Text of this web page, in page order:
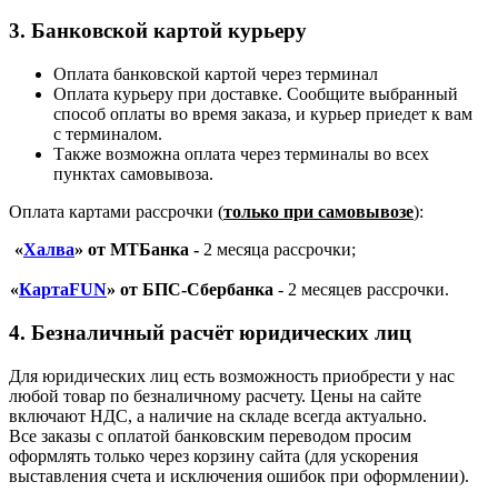
3. Банковской картой курьеру
Оплата банковской картой через терминал
Оплата курьеру при доставке. Сообщите выбранный
способ оплаты во время заказа, и курьер приедет к вам
с терминалом.
Также возможна оплата через терминалы во всех
пунктах самовывоза.
Оплата картами рассрочки (только при самовывозе):
«Халва» от МТБанка - 2 месяца рассрочки;
«КартаFUN» от БПС-Сбербанка - 2 месяцев рассрочки.
4. Безналичный расчёт юридических лиц
Для юридических лиц есть возможность приобрести у нас
любой товар по безналичному расчету. Цены на сайте
включают НДС, а наличие на складе всегда актуально.
Все заказы с оплатой банковским переводом просим
оформлять только через корзину сайта (для ускорения
выставления счета и исключения ошибок при оформлении).